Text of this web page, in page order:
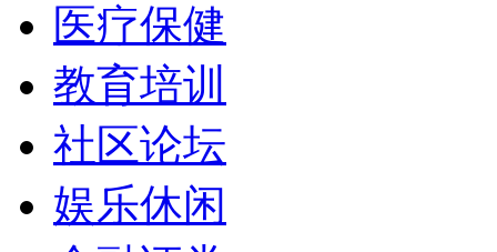
医疗保健
教育培训
社区论坛
娱乐休闲